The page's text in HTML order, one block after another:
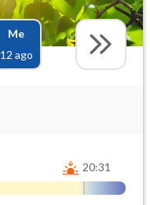
Me
12 ago
20:31